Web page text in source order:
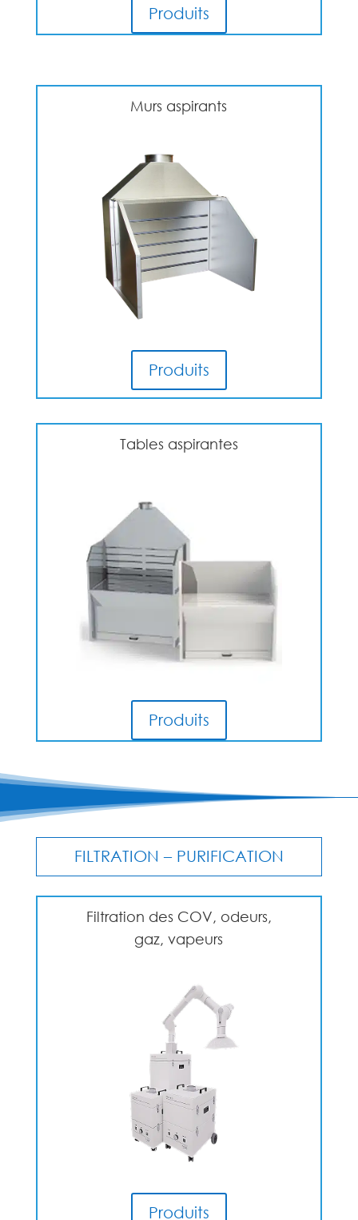
Produits
Murs aspirants
Produits
Tables aspirantes
Produits
FILTRATION – PURIFICATION
Filtration des COV, odeurs,
gaz, vapeurs
Produits